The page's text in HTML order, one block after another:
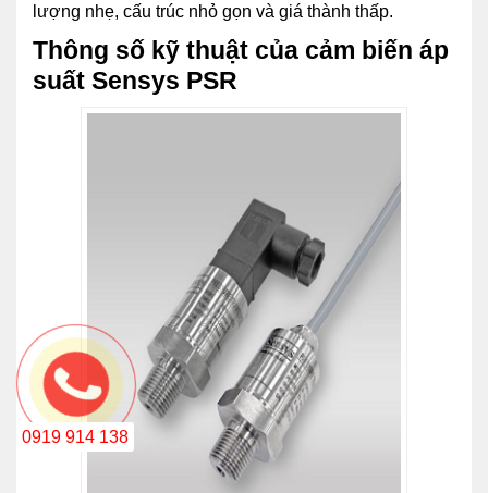
lượng nhẹ, cấu trúc nhỏ gọn và giá thành thấp.
Thông số kỹ thuật của cảm biến áp
suất Sensys PSR
0919 914 138